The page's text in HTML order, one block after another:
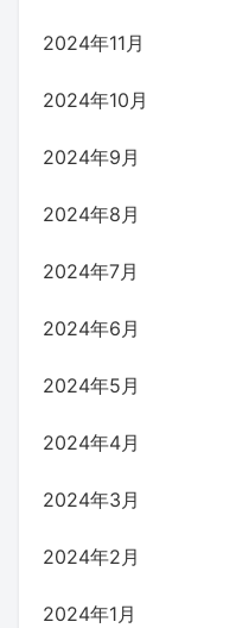
2024年11月
2024年10月
2024年9月
2024年8月
2024年7月
2024年6月
2024年5月
2024年4月
2024年3月
2024年2月
2024年1月